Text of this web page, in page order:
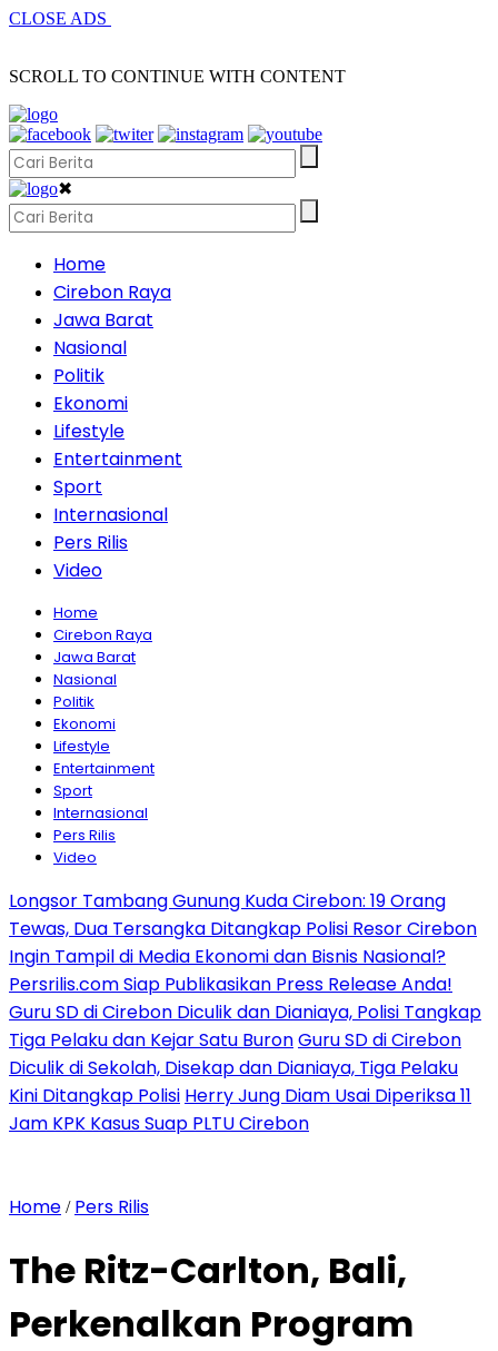
CLOSE ADS
SCROLL TO CONTINUE WITH CONTENT
✖
Home
Cirebon Raya
Jawa Barat
Nasional
Politik
Ekonomi
Lifestyle
Entertainment
Sport
Internasional
Pers Rilis
Video
Home
Cirebon Raya
Jawa Barat
Nasional
Politik
Ekonomi
Lifestyle
Entertainment
Sport
Internasional
Pers Rilis
Video
Longsor Tambang Gunung Kuda Cirebon: 19 Orang
Tewas, Dua Tersangka Ditangkap Polisi Resor Cirebon
Ingin Tampil di Media Ekonomi dan Bisnis Nasional?
Persrilis.com Siap Publikasikan Press Release Anda!
Guru SD di Cirebon Diculik dan Dianiaya, Polisi Tangkap
Tiga Pelaku dan Kejar Satu BuronGuru SD di Cirebon
Diculik di Sekolah, Disekap dan Dianiaya, Tiga Pelaku
Kini Ditangkap Polisi Herry Jung Diam Usai Diperiksa 11
Jam KPK Kasus Suap PLTU Cirebon
Home / Pers Rilis
The Ritz-Carlton, Bali,
Perkenalkan Program